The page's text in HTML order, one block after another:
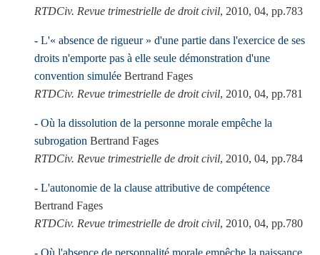
RTDCiv. Revue trimestrielle de droit civil, 2010, 04, pp.783
L'« absence de rigueur » d'une partie dans l'exercice de ses
droits n'emporte pas à elle seule démonstration d'une
convention simulée Bertrand Fages
RTDCiv. Revue trimestrielle de droit civil, 2010, 04, pp.781
Où la dissolution de la personne morale empêche la
subrogation Bertrand Fages
RTDCiv. Revue trimestrielle de droit civil, 2010, 04, pp.784
L'autonomie de la clause attributive de compétence
Bertrand Fages
RTDCiv. Revue trimestrielle de droit civil, 2010, 04, pp.780
Où l'absence de personnalité morale empêche la naissance